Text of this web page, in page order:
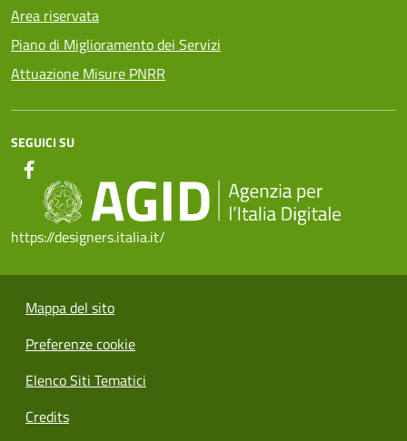
Area riservata
Piano di Miglioramento dei Servizi
Attuazione Misure PNRR
SEGUICI SU
https://designers.italia.it/
Mappa del sito
Preferenze cookie
Elenco Siti Tematici
Credits